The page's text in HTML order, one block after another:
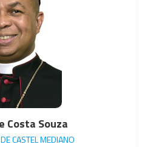
Costa Souza
CASTEL MEDIANO